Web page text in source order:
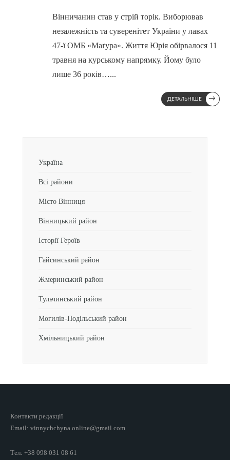
Вінничанин став у стрій торік. Виборював
незалежність та суверенітет України у лавах
47-ї ОМБ «Маґура». Життя Юрія обірвалося 11
травня на курському напрямку. Йому було
лише 36 років…...
ДЕТАЛЬНІШЕ →
Україна
Всі райони
Місто Вінниця
Вінницький район
Історії Героїв
Гайсинський район
Жмеринський район
Тульчинський район
Могилів-Подільський район
Хмільницький район
Контакти редакції
Email: vinnychchyna.online@gmail.com
Тел: +38 098 031 08 61